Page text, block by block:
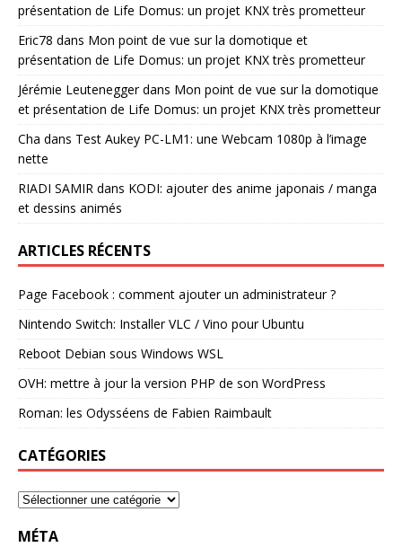
présentation de Life Domus: un projet KNX très prometteur
Eric78 dans Mon point de vue sur la domotique et
présentation de Life Domus: un projet KNX très prometteur
Jérémie Leuteneggerdans Mon point de vue sur la domotique
et présentation de Life Domus: un projet KNX très prometteur
Cha dans Test Aukey PC-LM1: une Webcam 1080p à l’image
nette
RIADI SAMIR dans KODI: ajouter des anime japonais / manga
et dessins animés
ARTICLES RÉCENTS
Page Facebook : comment ajouter un administrateur ?
Nintendo Switch: Installer VLC / Vino pour Ubuntu
Reboot Debian sous Windows WSL
OVH: mettre à jour la version PHP de son WordPress
Roman: les Odysséens de Fabien Raimbault
CATÉGORIES
MÉTA